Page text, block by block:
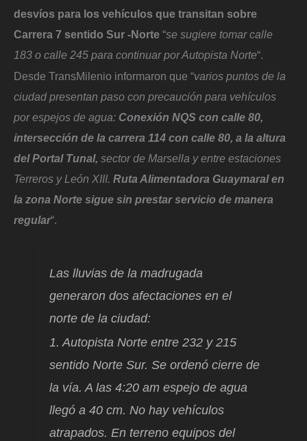
desvíos para los vehículos que transitan sobre
Carrera 7 sentido Sur -Norte “se sugiere tomar calle
183 o calle 245 para continuar por Autopista Norte“.
Desde TransMilenio informaron que “varios puntos de la
ciudad presentan paso con precaución para vehículos
por espejos de agua: Conexión NQS con calle 80,
intersección de la carrera 114 con calle 80, a la altura
del Portal Tunal, sector de Marsella y entre estaciones
Terreros y León XIII. Ruta Alimentadora Guaymaral en
la zona Norte sigue sin prestar servicio de manera
regular“.
Las lluvias de la madrugada
generaron dos afectaciones en el
norte de la ciudad:
1. Autopista Norte entre 232 y 215
sentido Norte Sur. Se ordenó cierre de
la vía. A las 4:20 am espejo de agua
llegó a 40 cm. No hay vehículos
atrapados. En terreno equipos del